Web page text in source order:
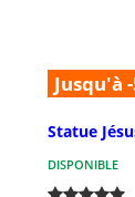
Jusqu'à
Statue
DISPONIBLE